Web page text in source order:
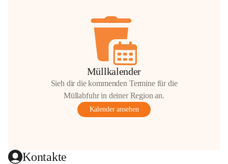
Müllkalender
Sieh dir die kommenden Termine für die
Müllabfuhr in deiner Region an.
Kalender ansehen
Kontakte